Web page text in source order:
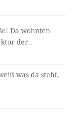
Da wohnten
der…
was da steht,